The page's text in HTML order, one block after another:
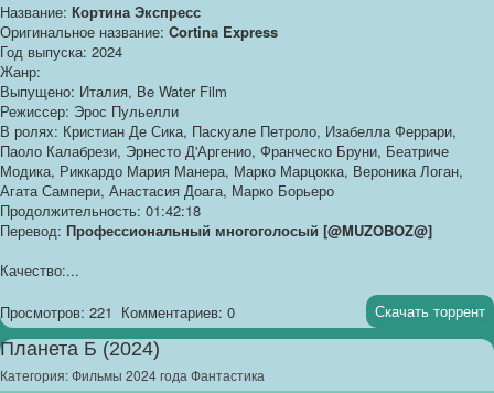
Название: Кортина Экспресс
Оригинальное название: Cortina Express
Год выпуска: 2024
Жанр:
Выпущено: Италия, Be Water Film
Режиссер: Эрос Пульелли
В ролях: Кристиан Де Сика, Паскуале Петроло, Изабелла Феррари,
Паоло Калабрези, Эрнесто Д'Аргенио, Франческо Бруни, Беатриче
Модика, Риккардо Мария Манера, Марко Марцокка, Вероника Логан,
Агата Сампери, Анастасия Доага, Марко Борьеро
Продолжительность: 01:42:18
Перевод: Профессиональный многоголосый [@MUZOBOZ@]
Качество:...
Просмотров: 221 Комментариев: 0 Скачать торрент
Планета Б (2024)
Категория:Фильмы 2024 года Фантастика